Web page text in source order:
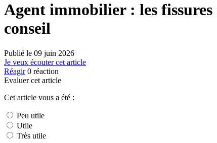
Agent immobilier : les fissures
conseil
Publié le 09 juin 2026
Je veux écouter cet article
Réagir 0 réaction
Evaluer cet article
Cet article vous a été :
Peu utile
Utile
Très utile